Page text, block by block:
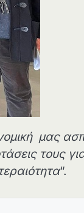
μας
τους
“.